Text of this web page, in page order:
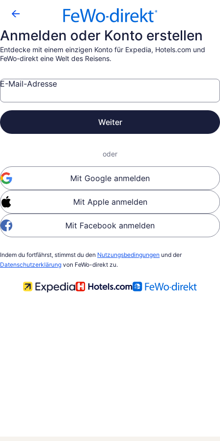
Anmelden oder Konto erstellen
Entdecke mit einem einzigen Konto für Expedia, Hotels.com und
FeWo-direkt eine Welt des Reisens.
E-Mail-Adresse
Weiter
oder
Mit Google anmelden
Mit Apple anmelden
Mit Facebook anmelden
Indem du fortfährst, stimmst du den Nutzungsbedingungen und der
Datenschutzerklärung von FeWo-direkt zu.